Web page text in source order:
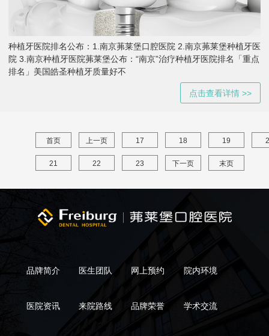
种植牙医院排名公布：1.南京茀莱堡口腔医院 2.南京茀莱堡种植牙医
院 3.南京种植牙医院茀莱堡公布：“南京”治疗种植牙医院排名「重点
排名」美国皓圣种植牙质量好不
点击查看详情 >>
首页 上一页 17 18 19
21 22 23 下一页 末页
品牌简介 医生团队 网上预约 院内环境
医院资讯 来院路线 品牌荣誉 学术交流